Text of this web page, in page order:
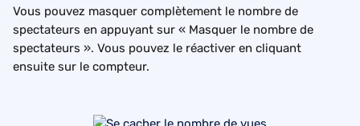
Vous pouvez masquer complètement le nombre de
spectateurs en appuyant sur « Masquer le nombre de
spectateurs ». Vous pouvez le réactiver en cliquant
ensuite sur le compteur.